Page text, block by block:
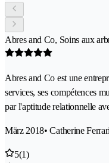
Abres and Co, Soins aux
Abres and Co est une
services, ses compétences
par l'aptitude relationnelle
März 2018• Catherine Ferrari
5(1)